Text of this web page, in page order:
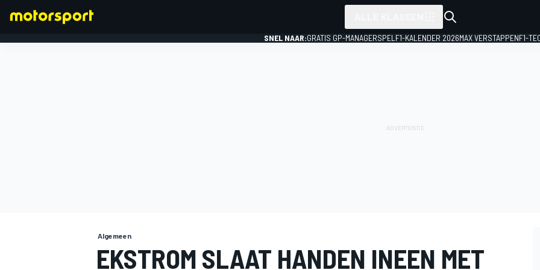
SNEL NAAR:GRATIS GP-MANAGERSPEL F1-KALENDER 2026MAX VERSTAPPENF1-
Algemeen
EKSTROM SLAAT HANDEN INEEN MET